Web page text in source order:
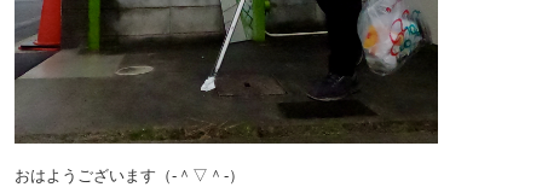
おはようございます（‐＾▽＾‐）